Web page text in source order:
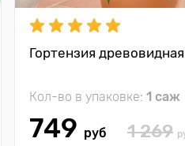
Гортензия
Кол-во в упаковке: 1 саж
749 руб 1 269